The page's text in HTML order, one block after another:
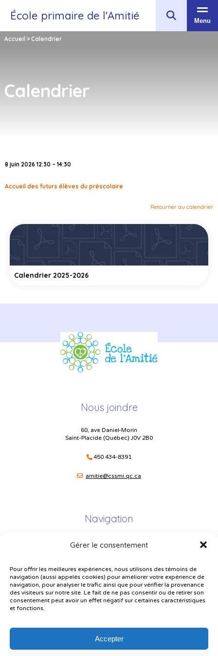
Gérer le consentement
Pour offrir les meilleures expériences, nous utilisons des témoins de
navigation (aussi appelés cookies) pour améliorer votre expérience de
navigation, pour analyser le trafic ainsi que pour vérifier la provenance
des visiteurs sur notre site. Le fait de ne pas consentir ou de retirer son
consentement peut avoir un effet négatif sur certaines caractéristiques
et fonctions.
Accepter
École primaire de l'Amitié Menu
Accueil > Calendrier
Calendrier
8 juin 2026 12:30 – 14:30
Accueil des futurs élèves du préscolaire
Retourner au calendrier
Calendrier 2025-2026
Nous joindre
60, ave Daniel-Morin
Saint-Placide (Québec) J0V 2B0
450 434-8391
amitie@cssmi.qc.ca
Navigation
Plan du site
Plainte – service à l’élève
Politique de confidentialité